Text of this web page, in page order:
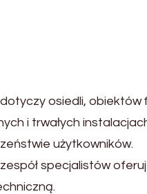
osiedli, obiektów
i trwałych
użytkowników.
specjalistów